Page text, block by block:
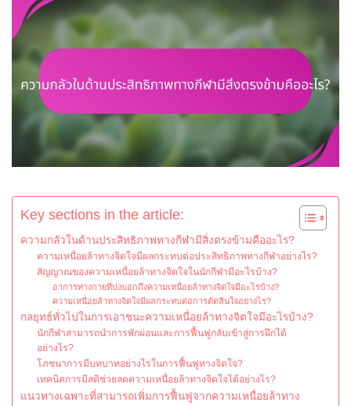
Key sections in the article:
ความกลัวในด้านประสิทธิภาพทางกีฬามีสิ่งตรงข้ามคืออะไร?
ความเหนื่อยล้าทางจิตใจมีผลกระทบต่อประสิทธิภาพทางกีฬาอย่างไร?
สัญญาณของความเหนื่อยล้าทางจิตใจในนักกีฬามีอะไรบ้าง?
อาการทางกายที่บ่งบอกถึงความเหนื่อยล้าทางจิตใจมีอะไรบ้าง?
ความเหนื่อยล้าทางจิตใจมีผลกระทบต่อการตัดสินใจอย่างไร?
กลยุทธ์ทั่วไปในการเอาชนะความเหนื่อยล้าทางจิตใจมีอะไรบ้าง?
นักกีฬาสามารถนำการพักผ่อนและการฟื้นฟูกลับเข้าสู่การฝึกได้
อย่างไร?
โภชนาการมีบทบาทอย่างไรในการฟื้นฟูทางจิตใจ?
เทคนิคการมีสติช่วยลดความเหนื่อยล้าทางจิตใจได้อย่างไร?
แนวทางเฉพาะที่สามารถเพิ่มการฟื้นฟูจากความเหนื่อยล้าทาง